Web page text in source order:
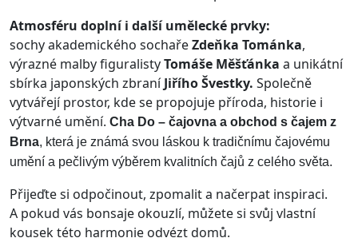
Atmosféru doplní i další umělecké prvky:
sochy akademického sochařeZdeňka Tománka,
výrazné malby figuralistyTomáše Měšťánka a unikátní
sbírka japonských zbraníJiřího Švestky. Společně
vytvářejí prostor, kde se propojuje příroda, historie i
výtvarné umění. Cha Do – čajovna a obchod s čajem z
Brna, která je známá svou láskou k tradičnímu čajovému
umění a pečlivým výběrem kvalitních čajů z celého světa.
Přijeďte si odpočinout, zpomalit a načerpat inspiraci.
A pokud vás bonsaje okouzlí, můžete si svůj vlastní
kousek této harmonie odvézt domů.